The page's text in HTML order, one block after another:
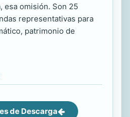
esa omisión. Son 25
representativas para
patrimonio de
de Descarga